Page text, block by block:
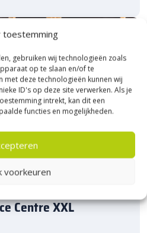
toestemming
gebruiken wij technologieën zoals
op te slaan en/of te
deze technologieën kunnen wij
ID's op deze site verwerken. Als je
intrekt, kan dit een
functies en mogelijkheden.
voorkeuren
Centre XXL